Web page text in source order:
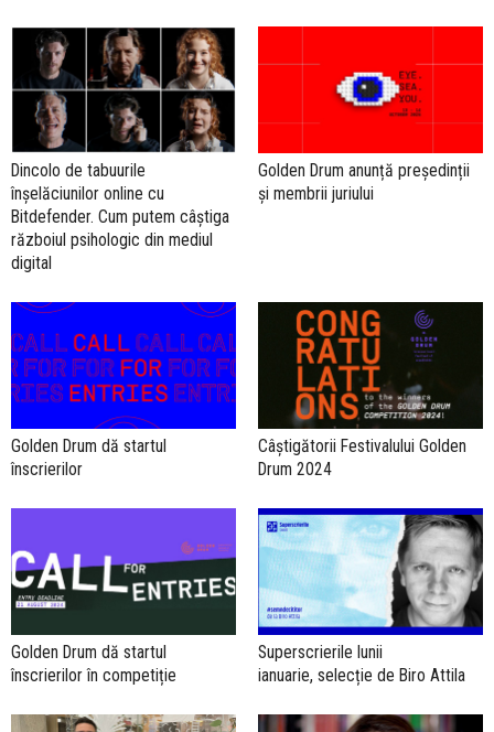
Dincolo de tabuurile
înșelăciunilor online cu
Bitdefender. Cum putem câștiga
războiul psihologic din mediul
digital
Golden Drum anunță președinții
și membrii juriului
Golden Drum dă startul
înscrierilor
Câștigătorii Festivalului Golden
Drum 2024
Golden Drum dă startul
înscrierilor în competiție
Superscrierile lunii
ianuarie, selecție de Biro Attila